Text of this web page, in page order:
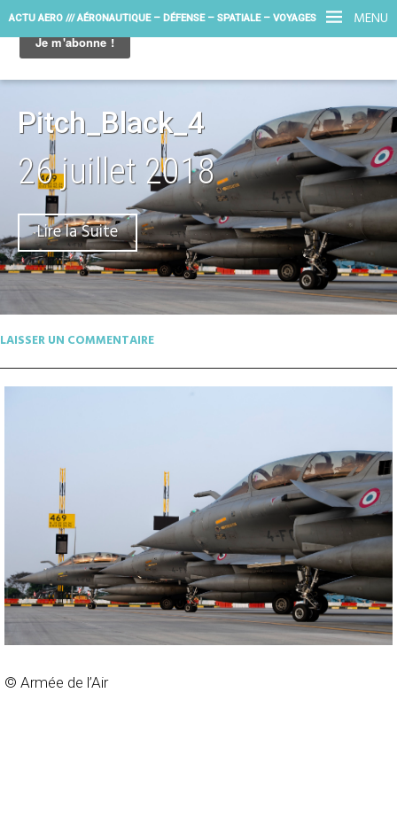
MENU
ACTU AERO /// AÉRONAUTIQUE – DÉFENSE – SPATIALE – VOYAGES
Pitch_Black_4
26 juillet 2018
Lire la Suite
LAISSER UN COMMENTAIRE
© Armée de l’Air